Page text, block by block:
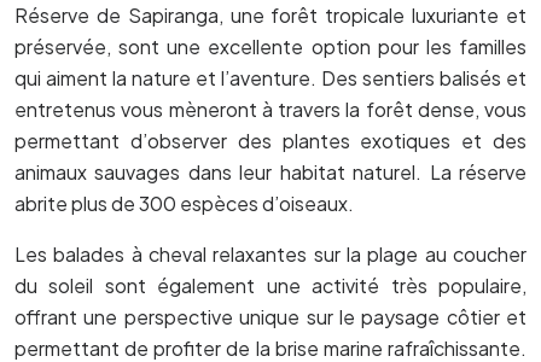
Réserve de Sapiranga, une forêt tropicale luxuriante et
préservée, sont une excellente option pour les familles
qui aiment la nature et l’aventure. Des sentiers balisés et
entretenus vous mèneront à travers la forêt dense, vous
permettant d’observer des plantes exotiques et des
animaux sauvages dans leur habitat naturel. La réserve
abrite plus de 300 espèces d’oiseaux.
Les balades à cheval relaxantes sur la plage au coucher
du soleil sont également une activité très populaire,
offrant une perspective unique sur le paysage côtier et
permettant de profiter de la brise marine rafraîchissante.